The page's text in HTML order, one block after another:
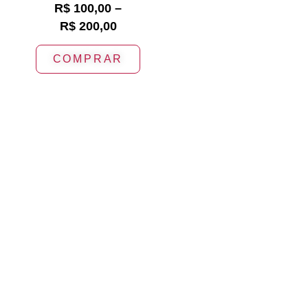
R$ 100,00 –
R$200,00
COMPRAR